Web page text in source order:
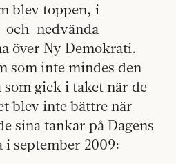
blev toppen, i
och-nedvända
över Ny Demokrati.
som inte mindes den
som gick i taket när de
blev inte bättre när
sina tankar på Dagens
i september 2009: